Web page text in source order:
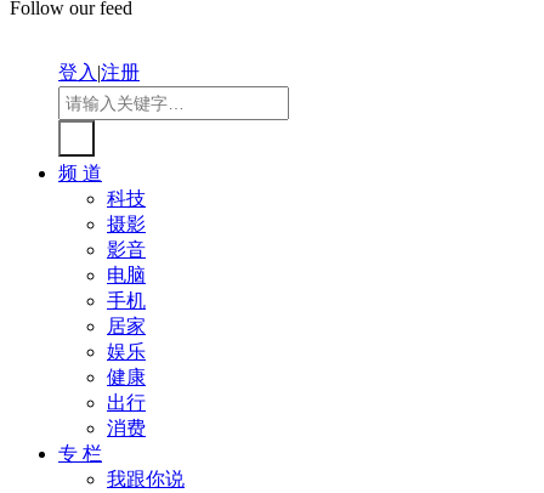
Follow our feed
登入|注册
频 道
科技
摄影
影音
电脑
手机
居家
娱乐
健康
出行
消费
专 栏
我跟你说